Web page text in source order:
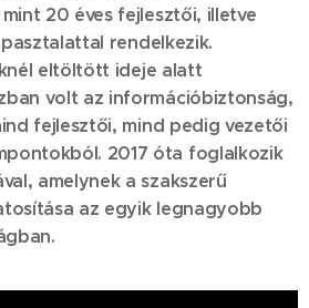
20 éves fejlesztői, illetve
rendelkezik.
eltöltött ideje alatt
volt az információbiztonság,
fejlesztői, mind pedig vezetői
2017 óta foglalkozik
amelynek a szakszerű
az egyik legnagyobb